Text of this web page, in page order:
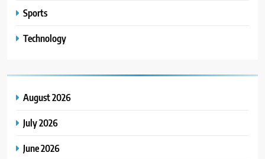
Sports
Technology
August 2026
July 2026
June 2026